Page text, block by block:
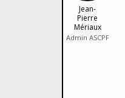
Jean-
Pierre
Mériaux
Admin ASCPF